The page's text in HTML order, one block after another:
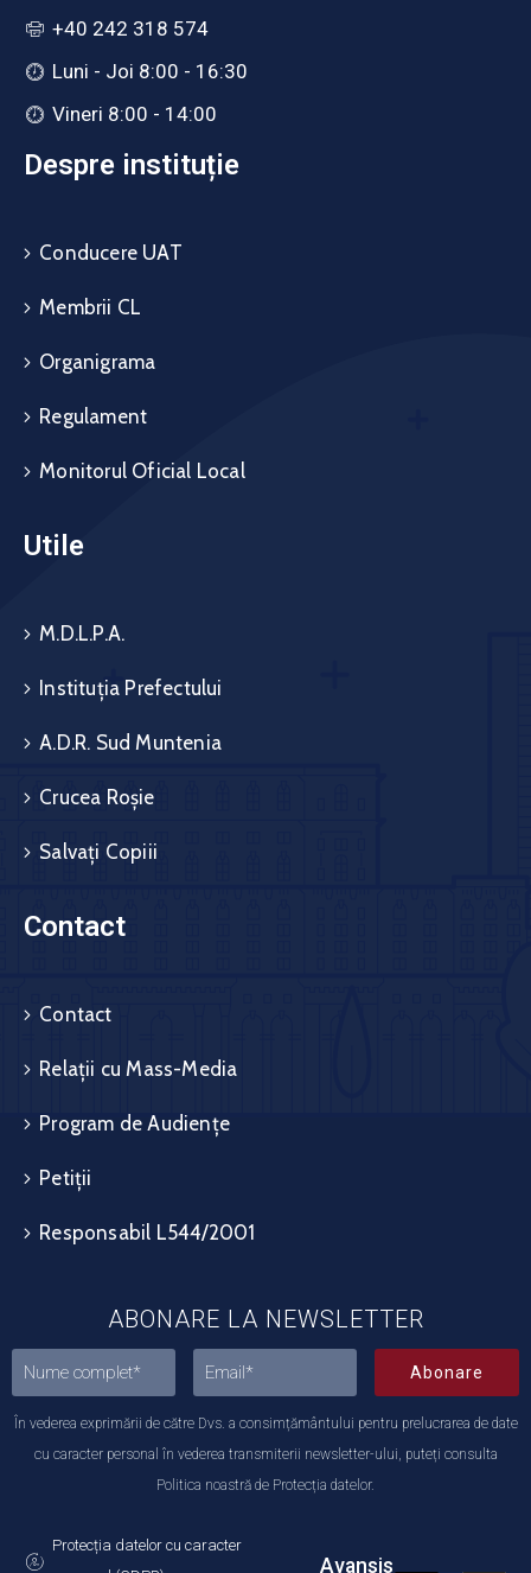
+40 242 318 574
Luni - Joi 8:00 - 16:30
Vineri 8:00 - 14:00
Despre instituție
Conducere UAT
Membrii CL
Organigrama
Regulament
Monitorul Oficial Local
Utile
M.D.L.P.A.
Instituția Prefectului
A.D.R. Sud Muntenia
Crucea Roșie
Salvați Copiii
Contact
Contact
Relații cu Mass-Media
Program de Audiențe
Petiții
Responsabil L544/2001
ABONARE LA NEWSLETTER
Abonare
În vederea exprimării de către Dvs. a consimțământului pentru prelucrarea de date
cu caracter personal în vederea transmiterii newsletter-ului, puteți consulta
Politica noastră de Protecția datelor.
Protecția datelor cu caracter
Avansis